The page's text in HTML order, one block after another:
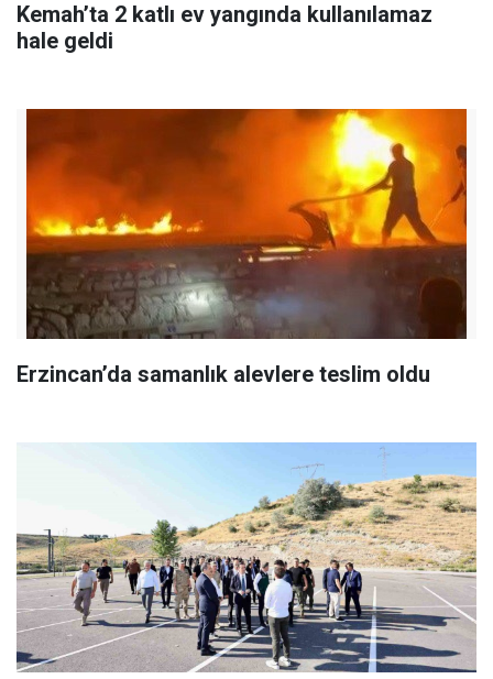
Kemah’ta 2 katlı ev yangında kullanılamaz
hale geldi
Erzincan’da samanlık alevlere teslim oldu